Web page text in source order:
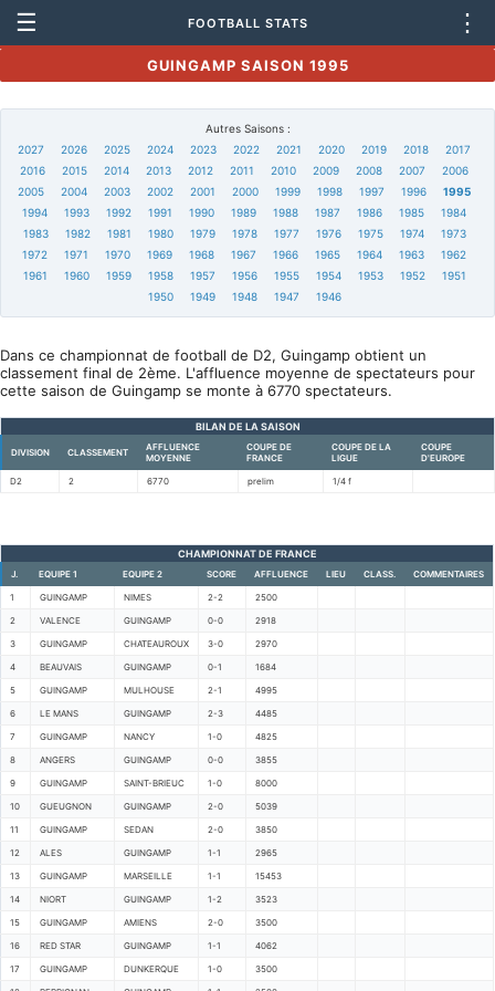
☰ FOOTBALL STATS ⋮
GUINGAMP SAISON 1995
Autres Saisons :
2027
2026 2025 2024 2023 2022 2021 2020 2019 2018
2017
2016
2015 2014 2013 2012 2011 2010 2009 2008 2007
2006
2005
2004 2003 2002 2001 2000 1999 1998 1997 1996
1995
1994
1993 1992 1991 1990 1989 1988 1987 1986 1985
1984
1983
1982 1981 1980 1979 1978 1977 1976 1975 1974
1973
1972
1971 1970 1969 1968 1967 1966 1965 1964 1963
1962
1961
1960 1959 1958 1957 1956 1955 1954 1953 1952
1951
1950
1949 1948 1947 1946
Dans ce championnat de football de D2, Guingamp obtient un
classement final de 2ème. L'affluence moyenne de spectateurs pour
cette saison de Guingamp se monte à 6770 spectateurs.
BILAN DE LA SAISON
DIVISION CLASSEMENT
AFFLUENCE
MOYENNE
COUPE DE
FRANCE
COUPE DE LA
LIGUE
COUPE
D'EUROPE
D2 2 6770 prelim 1/4 f
CHAMPIONNAT DE FRANCE
J. EQUIPE 1 EQUIPE 2 SCORE AFFLUENCE LIEU CLASS. COMMENTAIRES
1 GUINGAMP NIMES 2-2 2500
2 VALENCE GUINGAMP 0-0 2918
3 GUINGAMP CHATEAUROUX 3-0 2970
4 BEAUVAIS GUINGAMP 0-1 1684
5 GUINGAMP MULHOUSE 2-1 4995
6 LE MANS GUINGAMP 2-3 4485
7 GUINGAMP NANCY 1-0 4825
8 ANGERS GUINGAMP 0-0 3855
9 GUINGAMP SAINT-BRIEUC 1-0 8000
10 GUEUGNON GUINGAMP 2-0 5039
11 GUINGAMP SEDAN 2-0 3850
12 ALES GUINGAMP 1-1 2965
13 GUINGAMP MARSEILLE 1-1 15453
14 NIORT GUINGAMP 1-2 3523
15 GUINGAMP AMIENS 2-0 3500
16 RED STAR GUINGAMP 1-1 4062
17 GUINGAMP DUNKERQUE 1-0 3500